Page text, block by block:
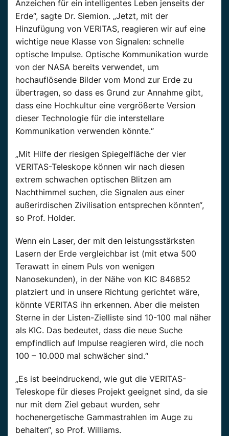
Anzeichen für ein intelligentes Leben jenseits der
Erde“, sagte Dr. Siemion. „Jetzt, mit der
Hinzufügung von VERITAS, reagieren wir auf eine
wichtige neue Klasse von Signalen: schnelle
optische Impulse. Optische Kommunikation wurde
von der NASA bereits verwendet, um
hochauflösende Bilder vom Mond zur Erde zu
übertragen, so dass es Grund zur Annahme gibt,
dass eine Hochkultur eine vergrößerte Version
dieser Technologie für die interstellare
Kommunikation verwenden könnte.“
„Mit Hilfe der riesigen Spiegelfläche der vier
VERITAS-Teleskope können wir nach diesen
extrem schwachen optischen Blitzen am
Nachthimmel suchen, die Signalen aus einer
außerirdischen Zivilisation entsprechen könnten“,
so Prof. Holder.
Wenn ein Laser, der mit den leistungsstärksten
Lasern der Erde vergleichbar ist (mit etwa 500
Terawatt in einem Puls von wenigen
Nanosekunden), in der Nähe von KIC 846852
platziert und in unsere Richtung gerichtet wäre,
könnte VERITAS ihn erkennen. Aber die meisten
Sterne in der Listen-Zielliste sind 10-100 mal näher
als KIC. Das bedeutet, dass die neue Suche
empfindlich auf Impulse reagieren wird, die noch
100 – 10.000 mal schwächer sind.“
„Es ist beeindruckend, wie gut die VERITAS-
Teleskope für dieses Projekt geeignet sind, da sie
nur mit dem Ziel gebaut wurden, sehr
hochenergetische Gammastrahlen im Auge zu
behalten“, so Prof. Williams.